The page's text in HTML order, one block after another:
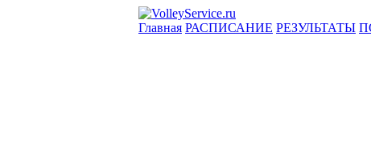
Главная РАСПИСАНИЕ РЕЗУЛЬТАТЫ